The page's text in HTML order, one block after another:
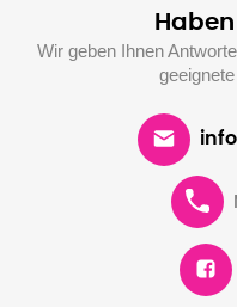
Wir geben Ihnen